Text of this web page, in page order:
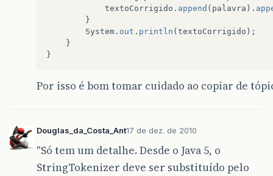
textoCorrigido . append ( palavra ).
}
System . out . println ( textoCorrigido );
}
}
Por isso é bom tomar cuidado ao copiar de
Douglas_da_Costa_Ant17 de dez. de 2010
"Só tem um detalhe. Desde o Java 5, o
StringTokenizer deve ser substituído pelo